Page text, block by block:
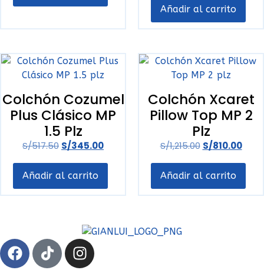
Añadir al carrito
‎Colchón Cozumel
Plus Clásico MP
1.5 Plz
S/517.50 S/345.00
Añadir al carrito
‎Colchón Xcaret
Pillow Top MP 2
Plz
S/1,215.00 S/810.00
Añadir al carrito